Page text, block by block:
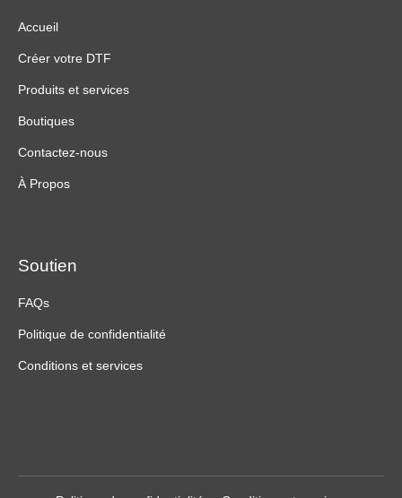
Accueil
Créer votre DTF
Produits et services
Boutiques
Contactez-nous
À Propos
Soutien
FAQs
Politique de confidentialité
Conditions et services